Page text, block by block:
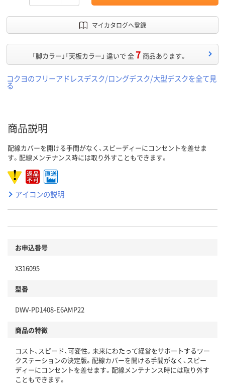
マイカタログへ登録
「脚カラー」「天板カラー」 違いで 全7 商品あります。
コクヨのフリーアドレスデスク/ロングデスク/大型デスクを全て見
る
商品説明
配線カバーを開ける手間がなく、スピーディーにコンセントを差せま
す。配線メンテナンス時には取り外すこともできます。
アイコンの説明
お申込番号
X316095
型番
DWV-PD1408-E6AMP22
商品の特徴
コスト、スピード、可変性。未来にわたって経営をサポートするワー
クステーションの決定版。配線カバーを開ける手間がなく、スピー
ディーにコンセントを差せます。配線メンテナンス時には取り外す
こともできます。